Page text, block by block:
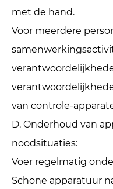
met de hand.
Voor meerdere
van controle-
D. Onderhoud van
noodsituaties: ‌
Voer regelmatig
Schone apparatuur